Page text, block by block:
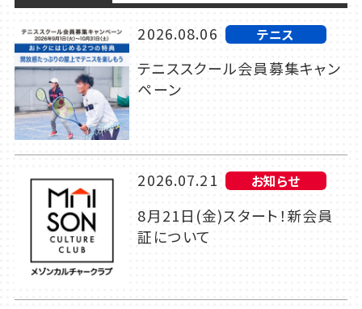
2026.08.06 テニス
テニススクール会員募集キャン
ペーン
2026.07.21 お知らせ
8月21日(金)スタート！新会員
証について